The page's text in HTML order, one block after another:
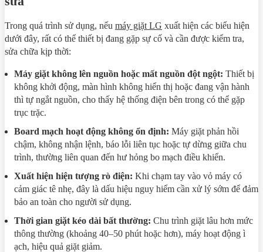
Trong quá trình sử dụng, nếu máy giặt LG xuất hiện các biểu hiện
dưới đây, rất có thể thiết bị đang gặp sự cố và cần được kiểm tra,
sửa chữa kịp thời:
Máy giặt không lên nguồn hoặc mất nguồn đột ngột: Thiết bị
không khởi động, màn hình không hiển thị hoặc đang vận hành
thì tự ngắt nguồn, cho thấy hệ thống điện bên trong có thể gặp
trục trặc.
Board mạch hoạt động không ổn định: Máy giặt phản hồi
chậm, không nhận lệnh, báo lỗi liên tục hoặc tự dừng giữa chu
trình, thường liên quan đến hư hỏng bo mạch điều khiển.
Xuất hiện hiện tượng rò điện: Khi chạm tay vào vỏ máy có
cảm giác tê nhẹ, đây là dấu hiệu nguy hiểm cần xử lý sớm để đảm
bảo an toàn cho người sử dụng.
Thời gian giặt kéo dài bất thường: Chu trình giặt lâu hơn mức
thông thường (khoảng 40–50 phút hoặc hơn), máy hoạt động ì
ạch, hiệu quả giặt giảm.